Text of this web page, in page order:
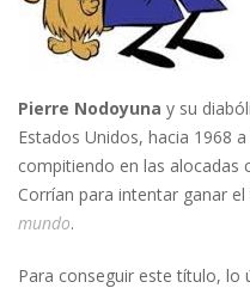
Pierre Nodoyuna y su
Estados Unidos, hacia 1968
compitiendo en las alocadas
Corrían para intentar ganar
mundo.
Para conseguir este título, lo